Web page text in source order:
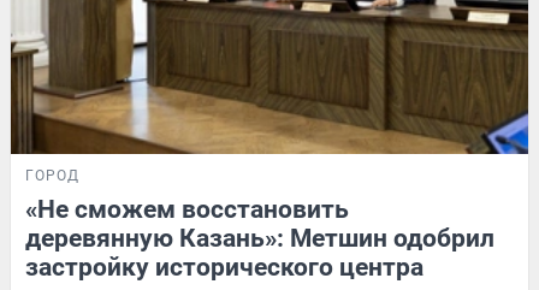
ГОРОД
«Не сможем восстановить
деревянную Казань»: Метшин одобрил
застройку исторического центра